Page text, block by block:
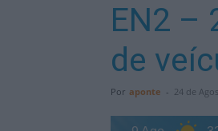
EN2 –
de
Por aponte - 24 de